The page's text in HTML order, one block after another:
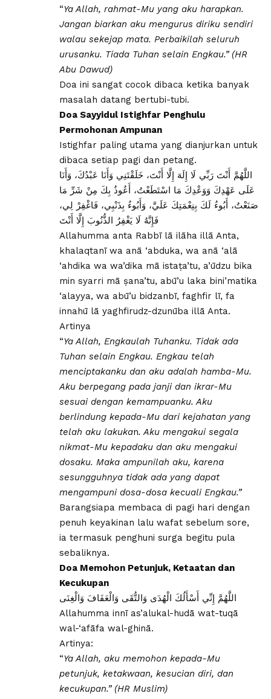
“Ya Allah, rahmat-Mu yang aku harapkan.
Jangan biarkan aku mengurus diriku sendiri
walau sekejap mata. Perbaikilah seluruh
urusanku. Tiada Tuhan selain Engkau.” (HR
Abu Dawud)
Doa ini sangat cocok dibaca ketika banyak
masalah datang bertubi-tubi.
Doa Sayyidul Istighfar Penghulu
Permohonan Ampunan
Istighfar paling utama yang dianjurkan untuk
dibaca setiap pagi dan petang.
اللَّهُمَّ أَنْتَ رَبِّي لَا إِلَهَ إِلَّا أَنْتَ، خَلَقْتَنِي وَأَنَا عَبْدُكَ، وَأَنَا
عَلَى عَهْدِكَ وَوَعْدِكَ مَا اسْتَطَعْتُ، أَعُوذُ بِكَ مِنْ شَرِّ مَا
صَنَعْتُ، أَبُوءُ لَكَ بِنِعْمَتِكَ عَلَيَّ، وَأَبُوءُ بِذَنْبِي، فَاغْفِرْ لِي،
فَإِنَّهُ لَا يَغْفِرُ الذُّنُوبَ إِلَّا أَنْتَ
Allahumma anta Rabbī lā ilāha illā Anta,
khalaqtanī wa anā ‘abduka, wa anā ‘alā
‘ahdika wa wa’dika mā istaṭa’tu, a’ūdzu bika
min syarri mā ṣana’tu, abū’u laka bini’matika
‘alayya, wa abū’u bidzanbī, faghfir lī, fa
innahū lā yaghfirudz-dzunūba illā Anta.
Artinya
“Ya Allah, Engkaulah Tuhanku. Tidak ada
Tuhan selain Engkau. Engkau telah
menciptakanku dan aku adalah hamba-Mu.
Aku berpegang pada janji dan ikrar-Mu
sesuai dengan kemampuanku. Aku
berlindung kepada-Mu dari kejahatan yang
telah aku lakukan. Aku mengakui segala
nikmat-Mu kepadaku dan aku mengakui
dosaku. Maka ampunilah aku, karena
sesungguhnya tidak ada yang dapat
mengampuni dosa-dosa kecuali Engkau.”
Barangsiapa membaca di pagi hari dengan
penuh keyakinan lalu wafat sebelum sore,
ia termasuk penghuni surga begitu pula
sebaliknya.
Doa Memohon Petunjuk, Ketaatan dan
Kecukupan
اللَّهُمَّ إِنِّي أَسْأَلُكَ الْهُدَى وَالتُّقَى وَالْعَفَافَ وَالْغِنَى
Allahumma innī as’alukal-hudā wat-tuqā
wal-‘afāfa wal-ghinā.
Artinya:
“Ya Allah, aku memohon kepada-Mu
petunjuk, ketakwaan, kesucian diri, dan
kecukupan.” (HR Muslim)